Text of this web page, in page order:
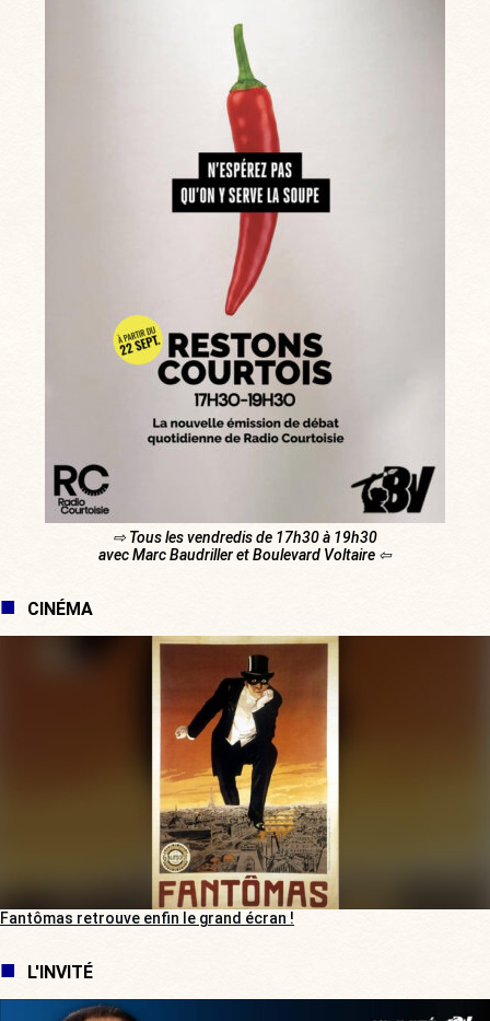
⇨ Tous les vendredis de 17h30 à 19h30
avec Marc Baudriller et Boulevard Voltaire ⇦
CINÉMA
Fantômas retrouve enfin le grand écran !
L'INVITÉ